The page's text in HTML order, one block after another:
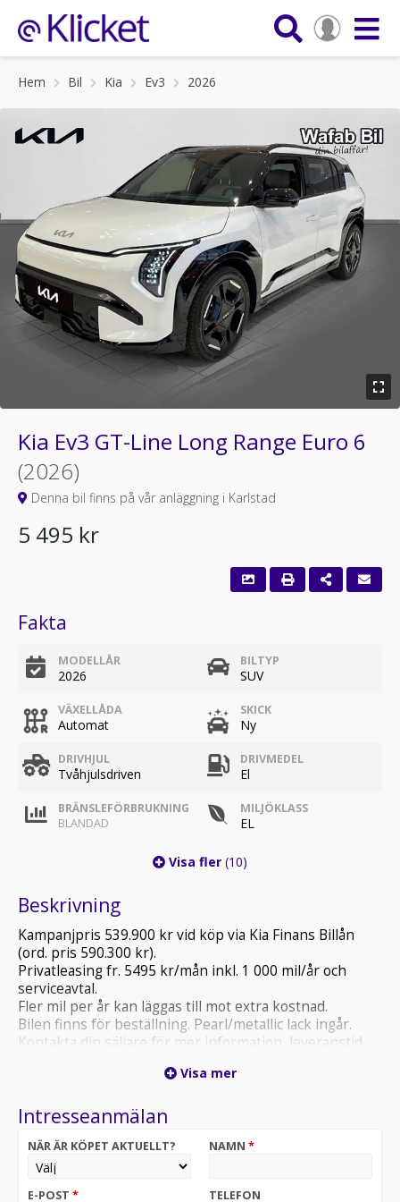
Hem Bil Kia Ev3 2026
Kia Ev3 GT-Line Long Range Euro 6
(2026)
Denna bil finns på vår anläggning i Karlstad
5 495 kr
Fakta
MODELLÅR
2026
BILTYP
SUV
VÄXELLÅDA
Automat
SKICK
Ny
DRIVHJUL
Tvåhjulsdriven
DRIVMEDEL
El
BRÄNSLEFÖRBRUKNING
BLANDAD
MILJÖKLASS
EL
Visa fler (10)
Beskrivning
Kampanjpris 539.900 kr vid köp via Kia Finans Billån
(ord. pris 590.300 kr).
Privatleasing fr. 5495 kr/mån inkl. 1 000 mil/år och
serviceavtal.
Fler mil per år kan läggas till mot extra kostnad.
Bilen finns för beställning. Pearl/metallic lack ingår.
Kontakta din säljare för mer information, leveranstid
• 2x12.3" + 1x5.3" skärmar inklusive navigationssystem,
DAB-radio samt Kia Connect
Visa mer
Intresseanmälan
NÄR ÄR KÖPET AKTUELLT? NAMN *
E-POST * TELEFON